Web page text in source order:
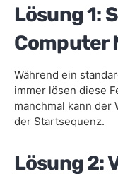
Lösung 1:
Computer
Während ein
immer lösen diese
manchmal kann der
der Startsequenz.
Lösung 2: